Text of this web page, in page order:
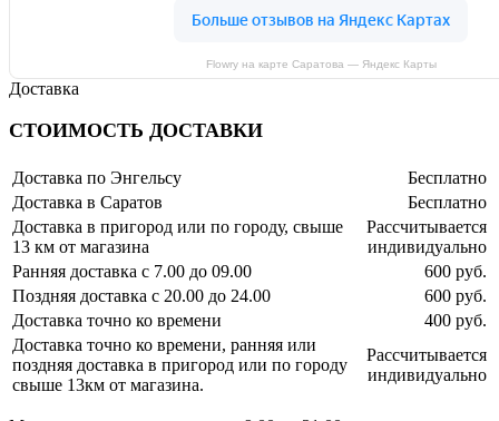
Flowry на карте Саратова — Яндекс Карты
Доставка
СТОИМОСТЬ ДОСТАВКИ
Доставка по Энгельсу
Бесплатно
Доставка в Саратов
Бесплатно
Доставка в пригород или по городу, свыше
13 км от магазина
Рассчитывается
индивидуально
Ранняя доставка с 7.00 до 09.00
600 руб.
Поздняя доставка с 20.00 до 24.00
600 руб.
Доставка точно ко времени
400 руб.
Доставка точно ко времени, ранняя или
поздняя доставка в пригород или по городу
свыше 13км от магазина.
Рассчитывается
индивидуально